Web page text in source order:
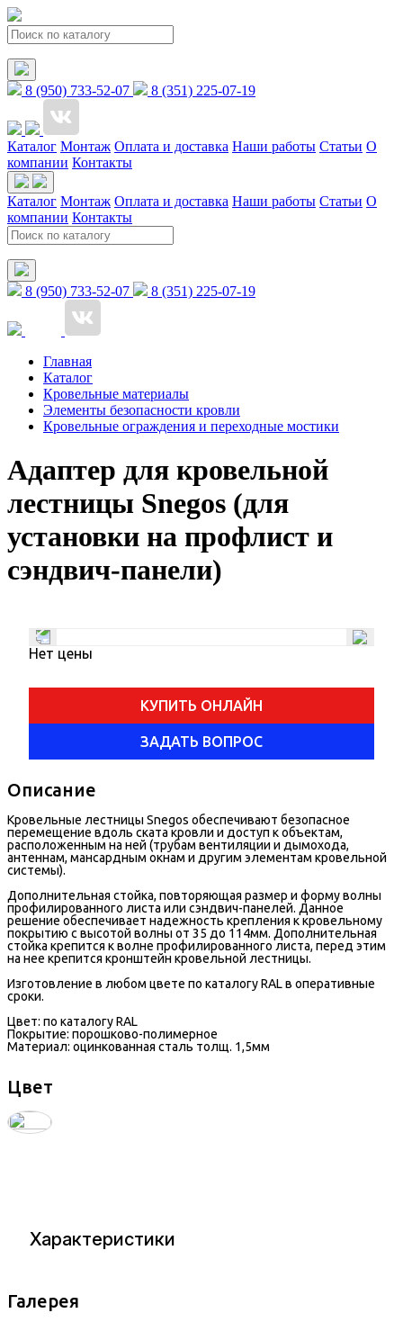
8 (950) 733-52-07 8 (351) 225-07-19
Каталог Монтаж Оплата и доставка Наши работы Статьи О
компании Контакты
Каталог Монтаж Оплата и доставка Наши работы Статьи О
компании Контакты
8 (950) 733-52-07 8 (351) 225-07-19
Главная
Каталог
Кровельные материалы
Элементы безопасности кровли
Кровельные ограждения и переходные мостики
Адаптер для кровельной
лестницы Snegos (для
установки на профлист и
сэндвич-панели)
Нет цены
КУПИТЬ ОНЛАЙН
ЗАДАТЬ ВОПРОС
Описание
Кровельные лестницы Snegos обеспечивают безопасное
перемещение вдоль ската кровли и доступ к объектам,
расположенным на ней (трубам вентиляции и дымохода,
антеннам, мансардным окнам и другим элементам кровельной
системы).
Дополнительная стойка, повторяющая размер и форму волны
профилированного листа или сэндвич-панелей. Данное
решение обеспечивает надежность крепления к кровельному
покрытию с высотой волны от 35 до 114мм. Дополнительная
стойка крепится к волне профилированного листа, перед этим
на нее крепится кронштейн кровельной лестницы.
Изготовление в любом цвете по каталогу RAL в оперативные
сроки.
Цвет: по каталогу RAL
Покрытие: порошково-полимерное
Материал: оцинкованная сталь толщ. 1,5мм
Цвет
Характеристики
Галерея